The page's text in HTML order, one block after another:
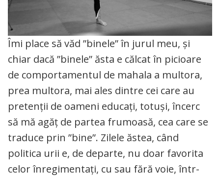
Îmi place să văd ”binele” în jurul meu, și
chiar dacă ”binele” ăsta e călcat în picioare
de comportamentul de mahala a multora,
prea multora, mai ales dintre cei care au
pretenții de oameni educați, totuși, încerc
să mă agăț de partea frumoasă, cea care se
traduce prin ”bine”. Zilele ăstea, când
politica urii e, de departe, nu doar favorita
celor înregimentați, cu sau fără voie, într-